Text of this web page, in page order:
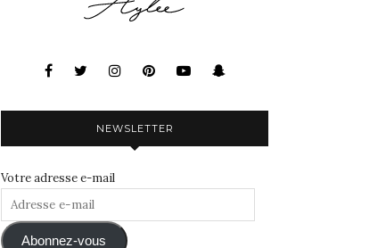
NEWSLETTER
Votre adresse e-mail
Adresse
mail Abonnez-vous